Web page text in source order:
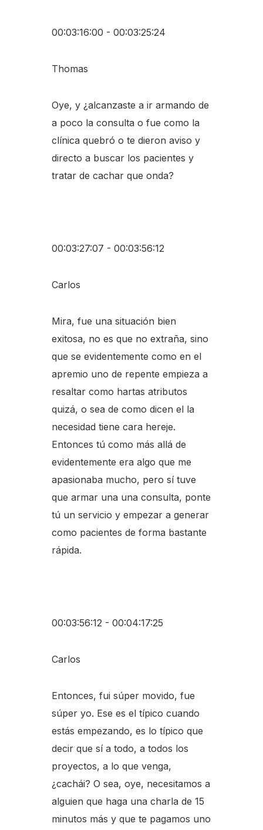
00:03:16:00 - 00:03:25:24
Thomas
Oye, y ¿alcanzaste a ir armando de
a poco la consulta o fue como la
clínica quebró o te dieron aviso y
directo a buscar los pacientes y
tratar de cachar que onda?
00:03:27:07 - 00:03:56:12
Carlos
Mira, fue una situación bien
exitosa, no es que no extraña, sino
que se evidentemente como en el
apremio uno de repente empieza a
resaltar como hartas atributos
quizá, o sea de como dicen el la
necesidad tiene cara hereje.
Entonces tú como más allá de
evidentemente era algo que me
apasionaba mucho, pero sí tuve
que armar una una consulta, ponte
tú un servicio y empezar a generar
como pacientes de forma bastante
rápida.
00:03:56:12 - 00:04:17:25
Carlos
Entonces, fui súper movido, fue
súper yo. Ese es el típico cuando
estás empezando, es lo típico que
decir que sí a todo, a todos los
proyectos, a lo que venga,
¿cachái? O sea, oye, necesitamos a
alguien que haga una charla de 15
minutos más y que te pagamos uno